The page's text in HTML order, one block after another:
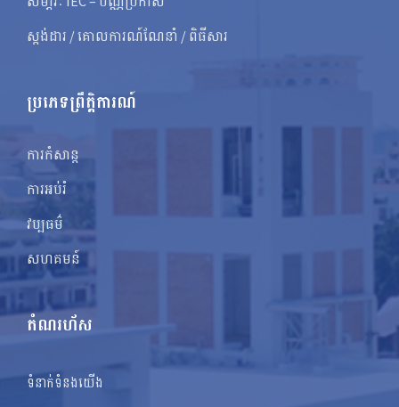
ស្តង់ដារ / គោលការណ៍ណែនាំ / ពិធីសារ
ប្រភេទព្រឹត្តិការណ៍
ការកំសាន្ត
ការអប់រំ
វប្បធម៌
សហគមន៍
តំណរហ័ស
ទំនាក់ទំនងយើង